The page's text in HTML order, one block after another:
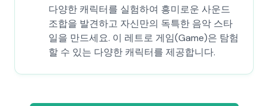
다양한 캐릭터를 실험하여 흥미로운 사운드
조합을 발견하고 자신만의 독특한 음악 스타
일을 만드세요. 이 레트로 게임(Game)은 탐험
할 수 있는 다양한 캐릭터를 제공합니다.